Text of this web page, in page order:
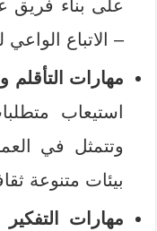
على بناء فريق
– الاتباع
مهارات التأقلم
استيعاب
وتتمثل في
بيئات متنوعة
مهارات التفكير